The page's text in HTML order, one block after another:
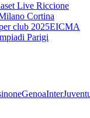
Live Riccione
Cortina
club 2025EICMA
Parigi
GenoaInter